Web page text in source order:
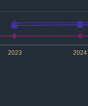
2023 2024